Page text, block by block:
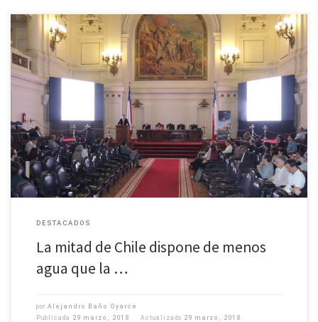
Conferencia internacional sobre monitoreo satelital del agua. La directora
del Centro Eula de la U. de Concepción, Dra. Alejandra Stehr, destacó que la
situación se agravará con la menor precipitación […]
DESTACADOS
La mitad de Chile dispone de menos
agua que la …
por Alejandro Baño Oyarce
Publicada 29 marzo, 2018 Actualizado 29 marzo, 2018